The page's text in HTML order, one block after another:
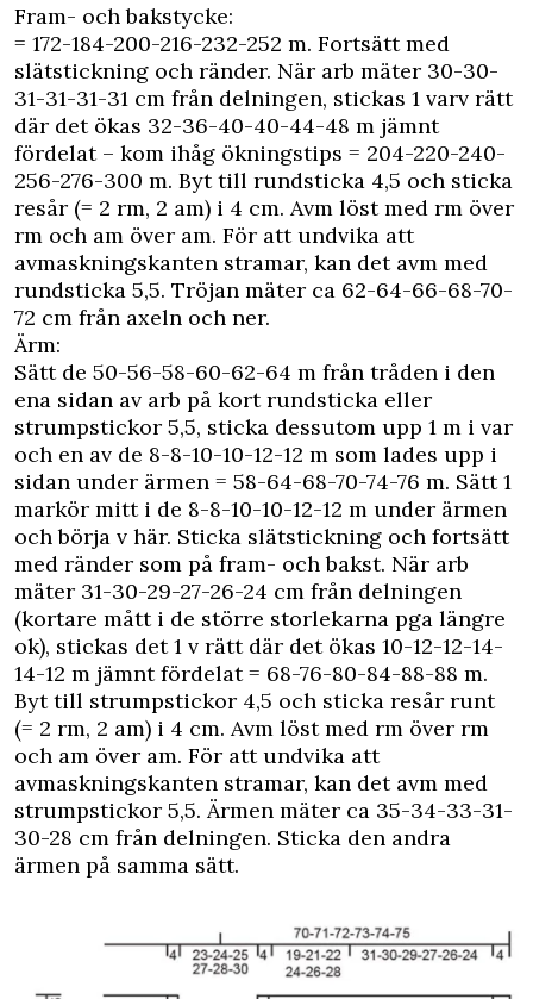
Fram- och bakstycke:
= 172-184-200-216-232-252 m. Fortsätt med
slätstickning och ränder. När arb mäter 30-30-
31-31-31-31 cm från delningen, stickas 1 varv rätt
där det ökas 32-36-40-40-44-48 m jämnt
fördelat – kom ihåg ökningstips = 204-220-240-
256-276-300 m. Byt till rundsticka 4,5 och sticka
resår (= 2 rm, 2 am) i 4 cm. Avm löst med rm över
rm och am över am. För att undvika att
avmaskningskanten stramar, kan det avm med
rundsticka 5,5. Tröjan mäter ca 62-64-66-68-70-
72 cm från axeln och ner.
Ärm:
Sätt de 50-56-58-60-62-64 m från tråden i den
ena sidan av arb på kort rundsticka eller
strumpstickor 5,5, sticka dessutom upp 1 m i var
och en av de 8-8-10-10-12-12 m som lades upp i
sidan under ärmen = 58-64-68-70-74-76 m. Sätt 1
markör mitt i de 8-8-10-10-12-12 m under ärmen
och börja v här. Sticka slätstickning och fortsätt
med ränder som på fram- och bakst. När arb
mäter 31-30-29-27-26-24 cm från delningen
(kortare mått i de större storlekarna pga längre
ok), stickas det 1 v rätt där det ökas 10-12-12-14-
14-12 m jämnt fördelat = 68-76-80-84-88-88 m.
Byt till strumpstickor 4,5 och sticka resår runt
(= 2 rm, 2 am) i 4 cm. Avm löst med rm över rm
och am över am. För att undvika att
avmaskningskanten stramar, kan det avm med
strumpstickor 5,5. Ärmen mäter ca 35-34-33-31-
30-28 cm från delningen. Sticka den andra
ärmen på samma sätt.